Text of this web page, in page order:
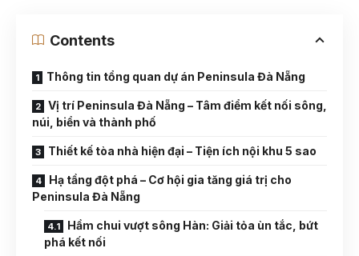
Contents
Thông tin tổng quan dự án Peninsula Đà Nẵng
Vị trí Peninsula Đà Nẵng – Tâm điểm kết nối sông,
núi, biển và thành phố
Thiết kế tòa nhà hiện đại – Tiện ích nội khu 5 sao
Hạ tầng đột phá – Cơ hội gia tăng giá trị cho
Peninsula Đà Nẵng
Hầm chui vượt sông Hàn: Giải tỏa ùn tắc, bứt
phá kết nối